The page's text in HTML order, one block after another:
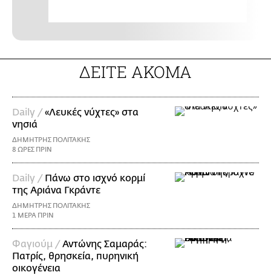
ΔΕΙΤΕ ΑΚΟΜΑ
Daily / «Λευκές νύχτες» στα
νησιά
ΔΗΜΗΤΡΗΣ ΠΟΛΙΤΑΚΗΣ
8 ΩΡΕΣ ΠΡΙΝ
Daily / Πάνω στο ισχνό κορμί
της Αριάνα Γκράντε
ΔΗΜΗΤΡΗΣ ΠΟΛΙΤΑΚΗΣ
1 ΜΕΡΑ ΠΡΙΝ
Φαγιούμ / Αντώνης Σαμαράς:
Πατρίς, θρησκεία, πυρηνική
οικογένεια